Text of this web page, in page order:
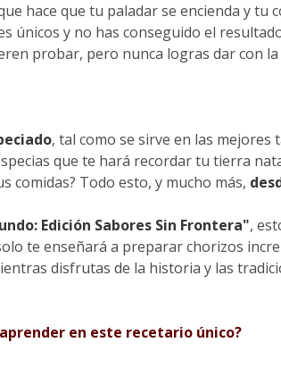
hace que tu paladar se encienda y tu
únicos y no has conseguido el
probar, pero nunca logras dar con
, tal como se sirve en las mejores
que te hará recordar tu tierra
comidas? Todo esto, y mucho más,
Edición Sabores Sin Frontera",
te enseñará a preparar chorizos
disfrutas de la historia y las
en este recetario único?